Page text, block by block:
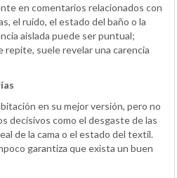
en comentarios relacionados con
el ruido, el estado del baño o la
aislada puede ser puntual;
repite, suele revelar una carencia
en su mejor versión, pero no
decisivos como el desgaste de las
de la cama o el estado del textil.
garantiza que exista un buen